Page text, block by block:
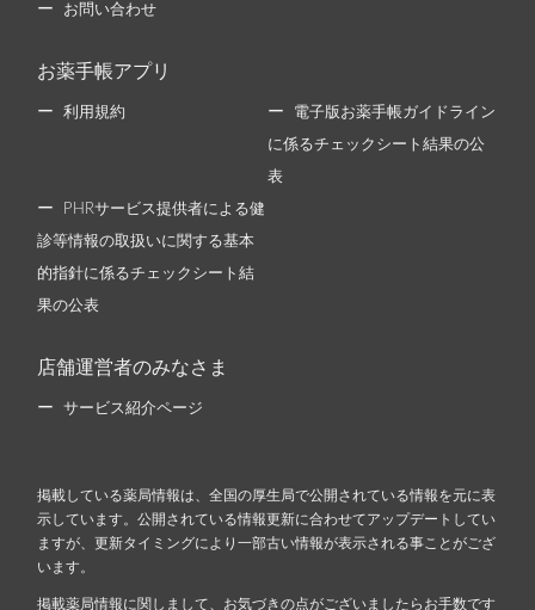
お問い合わせ
お薬手帳アプリ
利用規約 電子版お薬手帳ガイドライン
に係るチェックシート結果の公
表
PHRサービス提供者による健
診等情報の取扱いに関する基本
的指針に係るチェックシート結
果の公表
店舗運営者のみなさま
サービス紹介ページ
掲載している薬局情報は、全国の厚生局で公開されている情報を元に表
示しています。公開されている情報更新に合わせてアップデートしてい
ますが、更新タイミングにより一部古い情報が表示される事ことがござ
います。
掲載薬局情報に関しまして、お気づきの点がございましたらお手数です